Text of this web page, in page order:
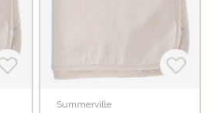
Summerville